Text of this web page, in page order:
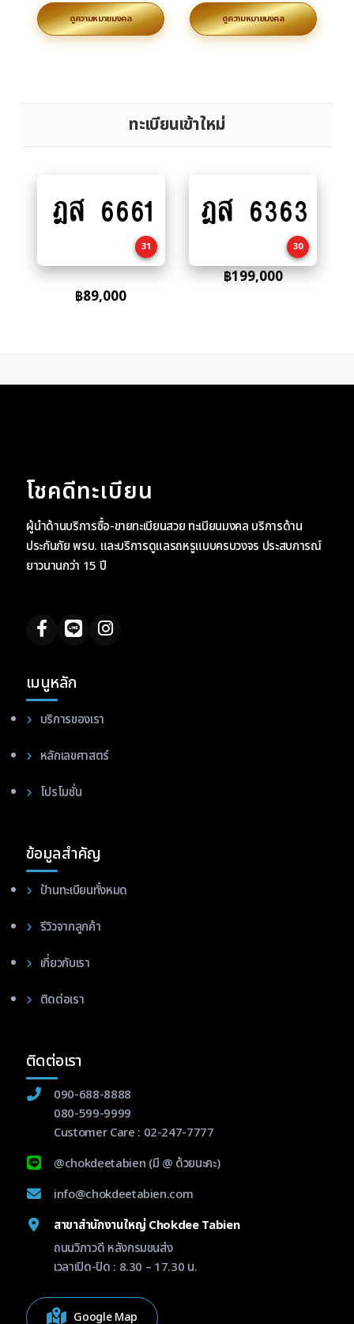
ดูความหมายมงคล ดูความหมายมงคล
ทะเบียนเข้าใหม่
to
ฎส 6661
31
฿89,000
to
ฎส 6363
30
฿199,000
โชคดีทะเบียน
ผู้นำด้านบริการซื้อ-ขายทะเบียนสวย ทะเบียนมงคล บริการด้าน
ประกันภัย พรบ. และบริการดูแลรถหรูแบบครบวงจร ประสบการณ์
ยาวนานกว่า 15 ปี
เมนูหลัก
บริการของเรา
หลักเลขศาสตร์
โปรโมชั่น
ข้อมูลสำคัญ
ป้านทะเบียนทั้งหมด
รีวิวจากลูกค้า
เกี่ยวกับเรา
ติดต่อเรา
ติดต่อเรา
090-688-8888
080-599-9999
Customer Care : 02-247-7777
@chokdeetabien (มี @ ด้วยนะคะ)
info@chokdeetabien.com
สาขาสำนักงานใหญ่ Chokdee Tabien
ถนนวิภาวดี หลังกรมขนส่ง
เวลาเปิด-ปิด : 8.30 – 17.30 น.
Google Map